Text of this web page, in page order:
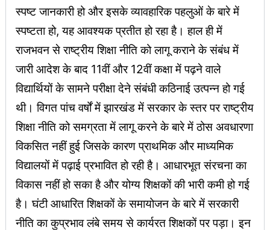
स्पष्ट जानकारी हो और इसके व्यावहारिक पहलुओं के बारे में
स्पष्टता हो, यह आवश्यक प्रतीत हो रहा है। हाल ही में
राजभवन से राष्ट्रीय शिक्षा नीति को लागू कराने के संबंध में
जारी आदेश के बाद 11वीं और 12वीं कक्षा में पढ़ने वाले
विद्यार्थियों के सामने परीक्षा देने संबंधी कठिनाई उत्पन्न हो गई
थी। विगत पांच वर्षों में झारखंड में सरकार के स्तर पर राष्ट्रीय
शिक्षा नीति को समग्रता में लागू करने के बारे में ठोस अवधारणा
विकसित नहीं हुई जिसके कारण प्राथमिक और माध्यमिक
विद्यालयों में पढ़ाई प्रभावित हो रही है। आधारभूत संरचना का
विकास नहीं हो सका है और योग्य शिक्षकों की भारी कमी हो गई
है। घंटी आधारित शिक्षकों के समायोजन के बारे में सरकारी
नीति का कुप्रभाव लंबे समय से कार्यरत शिक्षकों पर पड़ा। इन